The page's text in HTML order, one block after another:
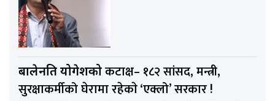
बालेनप्रति योगेशकोकटाक्ष– १८२ सांसद, मन्त्री,
सुरक्षाकर्मीको घेरामा रहेकाे ‘एक्लो’ सरकार !